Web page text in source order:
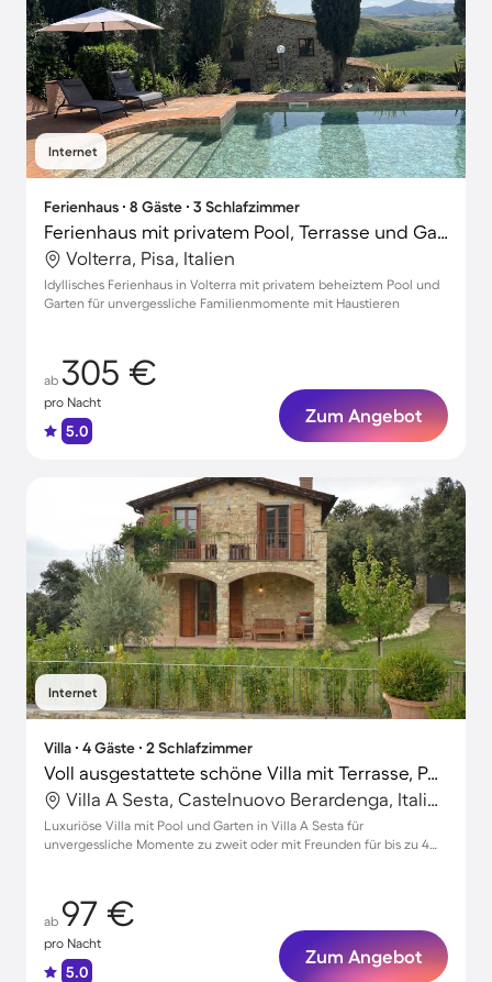
Internet
Ferienhaus ∙ 8 Gäste ∙ 3 Schlafzimmer
Ferienhaus mit privatem Pool, Terrasse und Garten | Naturblick
Volterra, Pisa, Italien
Idyllisches Ferienhaus in Volterra mit privatem beheiztem Pool und
Garten für unvergessliche Familienmomente mit Haustieren
ab 305 €
pro Nacht
5.0
Zum Angebot
Internet
Villa ∙ 4 Gäste ∙ 2 Schlafzimmer
Voll ausgestattete schöne Villa mit Terrasse, Pool und Grill
Villa A Sesta, Castelnuovo Berardenga, Italien
Luxuriöse Villa mit Pool und Garten in Villa A Sesta für
unvergessliche Momente zu zweit oder mit Freunden für bis zu 4
ab 97 €
pro Nacht
5.0
Zum Angebot